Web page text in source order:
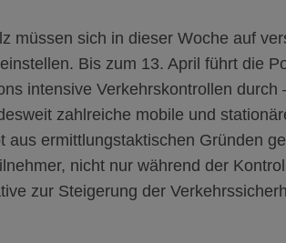
müssen sich in dieser Woche auf
Bis zum 13. April führt die
intensive Verkehrskontrollen durch
zahlreiche mobile und
aus ermittlungstaktischen Gründen
nicht nur während der
zur Steigerung der